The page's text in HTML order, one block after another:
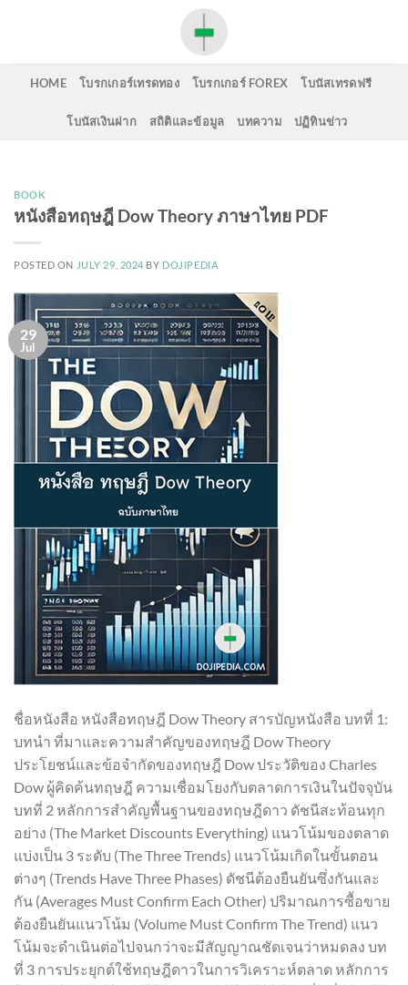
HOME โบรกเกอร์เทรดทอง โบรกเกอร์ FOREX โบนัสเทรดฟรี
โบนัสเงินฝาก สถิติและข้อมูล บทความ ปฏิทินข่าว
BOOK
หนังสือทฤษฎี Dow Theory ภาษาไทย PDF
POSTED ON JULY 29, 2024 BY DOJIPEDIA
29
Jul
ชื่อหนังสือ หนังสือทฤษฎี Dow Theory สารบัญหนังสือ บทที่ 1:
บทนำ ที่มาและความสำคัญของทฤษฎี Dow Theory
ประโยชน์และข้อจำกัดของทฤษฎี Dow ประวัติของ Charles
Dow ผู้คิดค้นทฤษฎี ความเชื่อมโยงกับตลาดการเงินในปัจจุบัน
บทที่ 2 หลักการสำคัญพื้นฐานของทฤษฎีดาว ดัชนีสะท้อนทุก
อย่าง (The Market Discounts Everything) แนวโน้มของตลาด
แบ่งเป็น 3 ระดับ (The Three Trends) แนวโน้มเกิดในขั้นตอน
ต่างๆ (Trends Have Three Phases) ดัชนีต้องยืนยันซึ่งกันและ
กัน (Averages Must Confirm Each Other) ปริมาณการซื้อขาย
ต้องยืนยันแนวโน้ม (Volume Must Confirm The Trend) แนว
โน้มจะดำเนินต่อไปจนกว่าจะมีสัญญาณชัดเจนว่าหมดลง บท
ที่ 3 การประยุกต์ใช้ทฤษฎีดาวในการวิเคราะห์ตลาด หลักการ